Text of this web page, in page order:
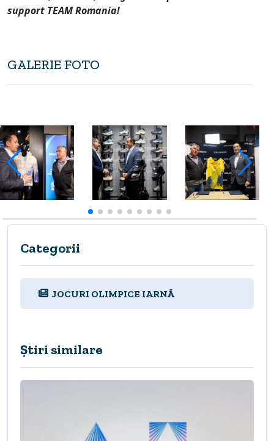
support TEAM Romania!
GALERIE FOTO
Categorii
JOCURI OLIMPICE IARNĂ
Știri similare